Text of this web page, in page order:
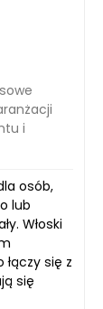
i
osób,
lub
Włoski
się z
się